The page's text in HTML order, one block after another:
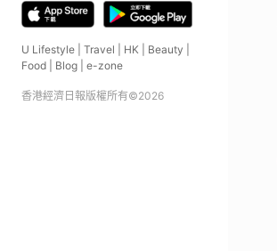
U Lifestyle Travel HK Beauty
Food
Blog e-zone
香港經濟日報版權所有©2026